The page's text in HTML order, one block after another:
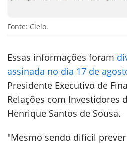
Fonte: Cielo.
Essas informações foram
assinada no dia 17 de
Presidente Executivo de
Relações com Investidores
Henrique Santos de Sousa.
"Mesmo sendo difícil